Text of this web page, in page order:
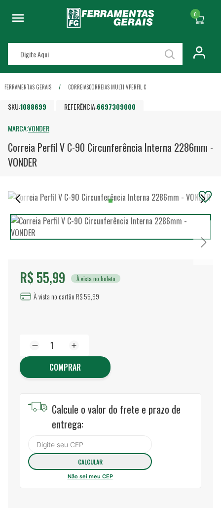
0
FERRAMENTAS GERAIS CORREIASCORREIAS MULTI VPERFIL C
SKU:1088699 REFERÊNCIA:6697309000
MARCA:VONDER
Correia Perfil V C-90 Circunferência Interna 2286mm -
VONDER
R$ 55,99 À vista no boleto
À vista no cartão R$ 55,99
COMPRAR
Calcule o valor do frete e prazo de
entrega:
Não sei meu CEP